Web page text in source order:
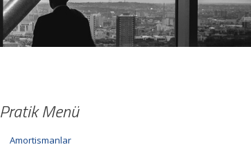
Pratik Menü
Amortismanlar